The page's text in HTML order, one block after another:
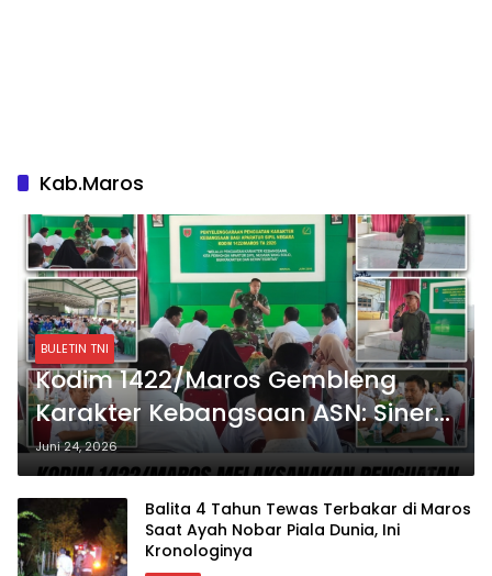
Kab.Maros
BULETIN TNI
Kodim 1422/Maros Gembleng
Karakter Kebangsaan ASN: Sinergi
TNI-Pemkab untuk Pelayanan
Publik
Juni 24, 2026
Balita 4 Tahun Tewas Terbakar di Maros
Saat Ayah Nobar Piala Dunia, Ini
Kronologinya